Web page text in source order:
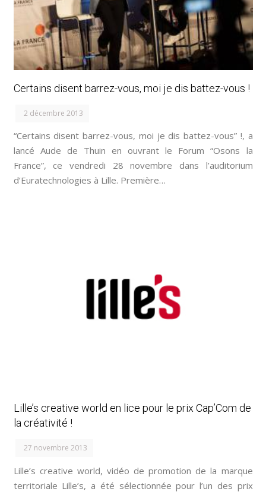
Certains disent barrez-vous, moi je dis battez-vous !
2 décembre 2013
“Certains disent barrez-vous, moi je dis battez-vous” !, a
lancé Aude de Thuin en ouvrant le Forum “Osons la
France”, ce vendredi 28 novembre dans l’auditorium
d’Euratechnologies à Lille. Première…
Lille’s creative world en lice pour le prix Cap’Com de
la créativité !
27 novembre 2013
Lille’s creative world, vidéo de promotion de la marque
territoriale Lille’s, a été sélectionnée pour l’un des prix